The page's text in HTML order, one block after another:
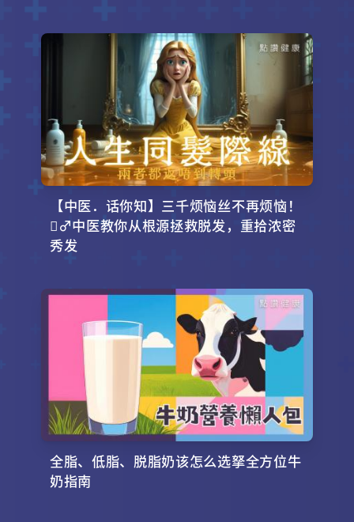
【中医．话你知】三千烦恼丝不再烦恼！
‍♂️中医教你从根源拯救脱发，重拾浓密
秀发
全脂、低脂、脱脂奶该怎么选拏全方位牛
奶指南